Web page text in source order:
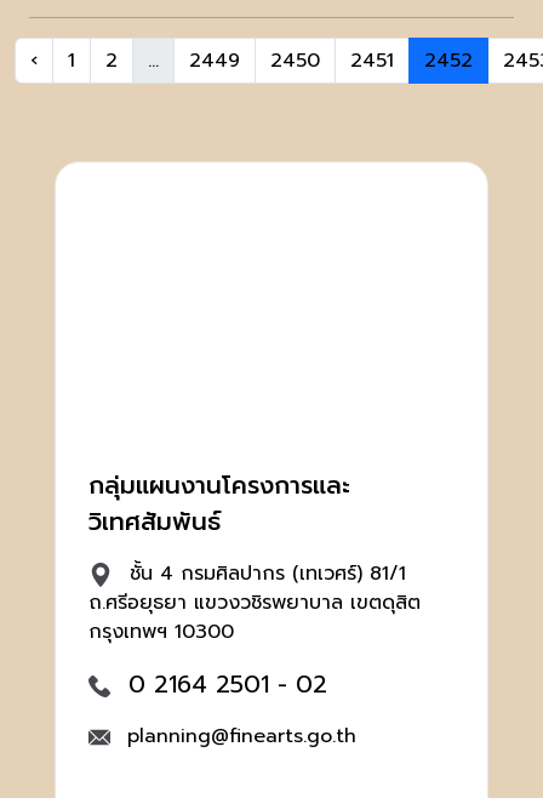
‹ 1 2 ... 2449 2450 2451 2452
กลุ่มแผนงานโครงการและ
วิเทศสัมพันธ์
ชั้น 4 กรมศิลปากร (เทเวศร์) 81/1
ถ.ศรีอยุธยา แขวงวชิรพยาบาล เขตดุสิต
กรุงเทพฯ 10300
0 2164 2501 - 02
planning@finearts.go.th